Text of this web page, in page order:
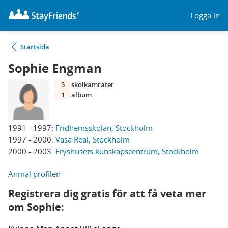
Logga in
Startsida
Sophie Engman
1991 - 1997: Fridhemsskolan, Stockholm
1997 - 2000: Vasa Real, Stockholm
2000 - 2003: Fryshusets kunskapscentrum, Stockholm
5
skolkamrater
1
album
Anmäl profilen
Registrera dig gratis för att få veta mer
om Sophie: